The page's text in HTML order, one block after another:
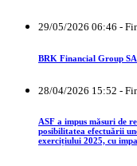
29/05/2026 06:46 -
BRK Financial Group
28/04/2026 15:52 -
ASF a impus măsuri de
posibilitatea efectuării
exercițiului 2025, cu